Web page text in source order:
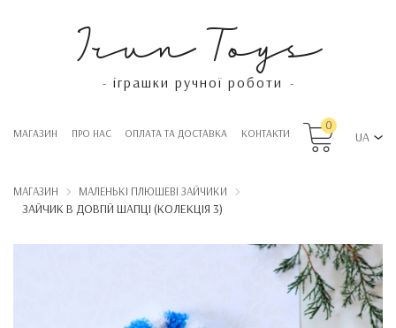
Irun Toys
- іграшки ручної роботи -
МАГАЗИН ПРО НАС OПЛАТА ТА ДОСТАВКА КОНТАКТИ
0
UA
МАГАЗИН МАЛЕНЬКІ ПЛЮШЕВІ ЗАЙЧИКИ
ЗАЙЧИК В ДОВГІЙ ШАПЦІ (КОЛЕКЦІЯ 3)